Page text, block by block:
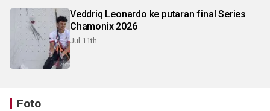
Veddriq Leonardo ke putaran final Series
Chamonix 2026
Jul 11th
Foto